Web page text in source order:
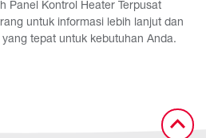
Panel Kontrol Heater Terpusat
untuk informasi lebih lanjut dan
tepat untuk kebutuhan Anda.